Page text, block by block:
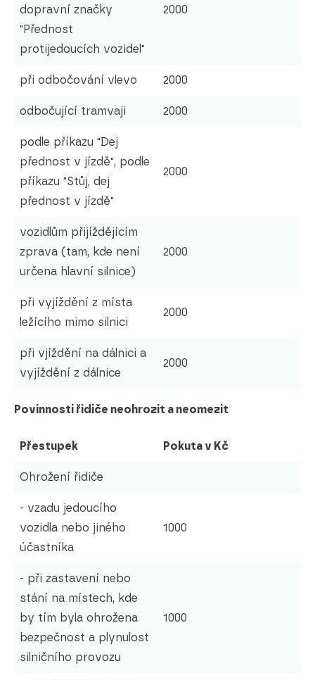
dopravní značky
"Přednost
protijedoucích vozidel"
2000
při odbočování vlevo 2000
odbočující tramvaji 2000
podle příkazu "Dej
přednost v jízdě", podle
příkazu "Stůj, dej
přednost v jízdě"
2000
vozidlům přijíždějícím
zprava (tam, kde není
určena hlavní silnice)
2000
při vyjíždění z místa
ležícího mimo silnici
2000
při vjíždění na dálnici a
vyjíždění z dálnice
2000
Povinnosti řidiče neohrozit a neomezit
Přestupek Pokuta v Kč
Ohrožení řidiče
- vzadu jedoucího
vozidla nebo jiného
účastníka
1000
- při zastavení nebo
stání na místech, kde
by tím byla ohrožena
bezpečnost a plynulost
silničního provozu
1000